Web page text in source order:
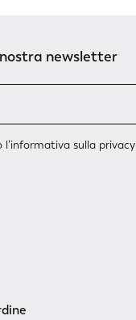
newsletter
informativa sulla privacy